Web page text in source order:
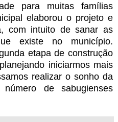
para muitas famílias
elaborou o projeto e
com intuito de sanar as
existe no município.
etapa de construção
iniciarmos mais
realizar o sonho da
de sabugienses